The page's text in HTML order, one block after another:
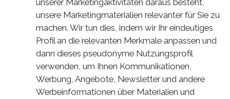
unserer Marketingaktivitäten daraus besteht,
unsere Marketingmaterialien relevanter für Sie zu
machen. Wir tun dies, indem wir Ihr eindeutiges
Profil an die relevanten Merkmale anpassen und
dann dieses pseudonyme Nutzungsprofil
verwenden, um Ihnen Kommunikationen,
Werbung, Angebote, Newsletter und andere
Werbeinformationen über Materialien und